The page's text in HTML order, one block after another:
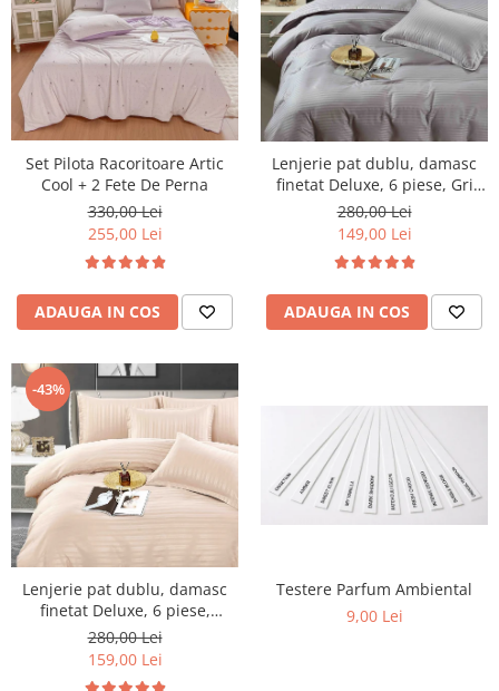
Set Pilota Racoritoare Artic
Cool + 2 Fete De Perna
330,00 Lei
255,00 Lei
ADAUGA IN COS
Lenjerie pat dublu, damasc
finetat Deluxe, 6 piese, Gri
Deschis
280,00 Lei
149,00 Lei
ADAUGA IN COS
-43%
Lenjerie pat dublu, damasc
finetat Deluxe, 6 piese,
cearceaf pat cu elastic,
Sampanie
280,00 Lei
159,00 Lei
Testere Parfum Ambiental
9,00 Lei